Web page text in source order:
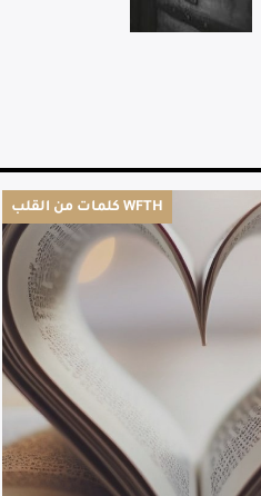
كلمات من القلب WFTH